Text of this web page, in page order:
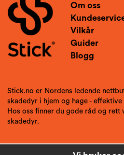
Om oss
Vilkår
Guider
Blogg
Stick.no er Nordens ledende
skadedyr i hjem og hage -
Hos oss finner du gode råd og rett
skadedyr.